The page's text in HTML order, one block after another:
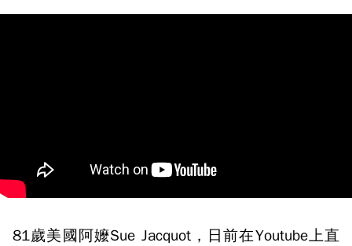
81歲美國阿嬤Sue Jacquot，日前在Youtube上直